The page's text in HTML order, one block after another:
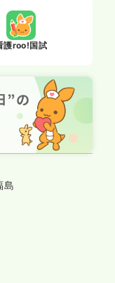
護roo!国試
島